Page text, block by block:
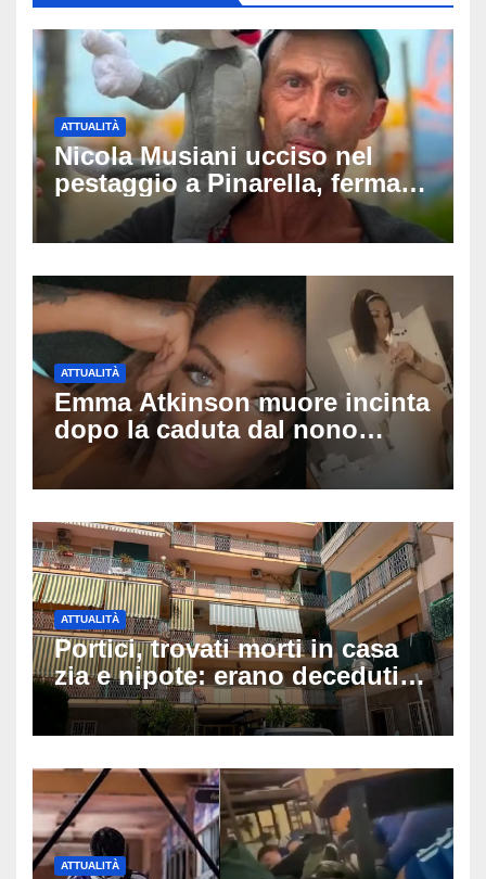
ATTUALITÀ
Nicola Musiani ucciso nel
pestaggio a Pinarella, fermati
quattro giovani: la svolta
dopo video, intercettazioni e
ATTUALITÀ
Emma Atkinson muore incinta
dopo la caduta dal nono
piano: la figlia nasce 30
minuti dopo e sta bene
ATTUALITÀ
Portici, trovati morti in casa
zia e nipote: erano deceduti
da giorni, il caldo tra le
ipotesi al vaglio
ATTUALITÀ